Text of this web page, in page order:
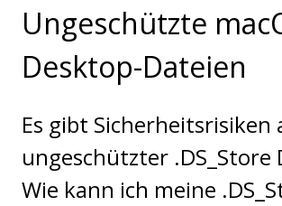
Ungeschützte
Desktop-Dateien
Es gibt Sicherheitsrisiken
ungeschützter .DS_Store
Wie kann ich meine